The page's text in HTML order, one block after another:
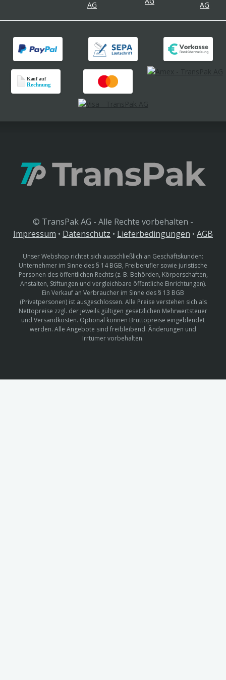
© TransPak AG - Alle Rechte vorbehalten -
Impressum • Datenschutz • Lieferbedingungen • AGB
Unser Webshop richtet sich ausschließlich an Geschäftskunden:
Unternehmer im Sinne des § 14 BGB, Freiberufler sowie juristische
Personen des öffentlichen Rechts (z. B. Behörden, Körperschaften,
Anstalten, Stiftungen und vergleichbare öffentliche Einrichtungen).
Ein Verkauf an Verbraucher im Sinne des § 13 BGB
(Privatpersonen) ist ausgeschlossen. Alle Preise verstehen sich als
Nettopreise zzgl. der jeweils gültigen gesetzlichen Mehrwertsteuer
und Versandkosten. Optional können Bruttopreise eingeblendet
werden. Alle Angebote sind freibleibend. Änderungen und
Irrtümer vorbehalten.